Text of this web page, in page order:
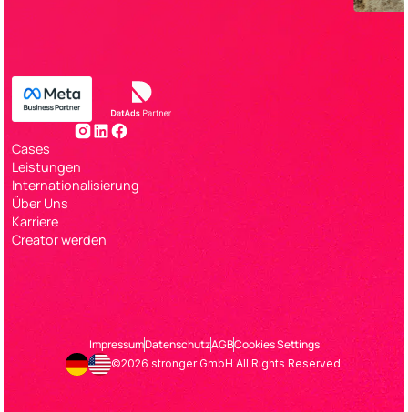
Cases
Leistungen
Internationalisierung
Über Uns
Karriere
Creator werden
ImpressumDatenschutzAGBCookies Settings
©2026 stronger GmbH All Rights Reserved.